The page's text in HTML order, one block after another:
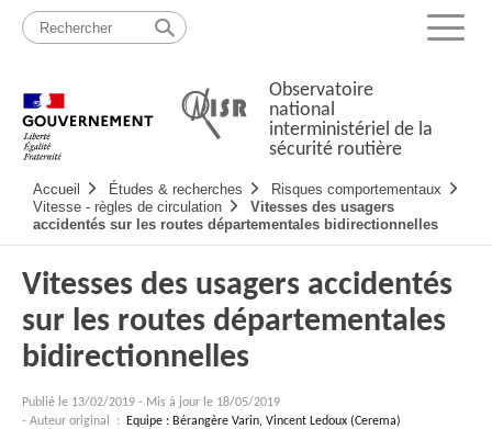
Passer
contenu
Menu
Observatoire
national
interministériel de la
sécurité routière
principale
Accueil Études & recherches
Risques comportementaux
Vitesse - règles de circulation
Vitesses des usagers
accidentés sur les routes départementales bidirectionnelles
Vitesses des usagers accidentés
sur les routes départementales
bidirectionnelles
Publié le 13/02/2019 - Mis à jour le 18/05/2019
- Auteur original :
Equipe : Bérangère Varin, Vincent Ledoux (Cerema)